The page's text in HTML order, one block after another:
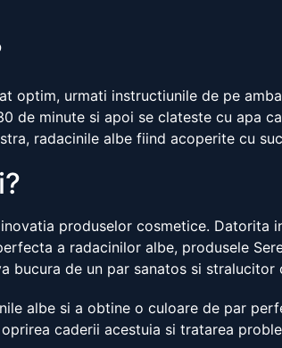
optim, urmati instructiunile de pe
de minute si apoi se clateste cu apa
radacinile albe fiind acoperite cu
produselor cosmetice. Datorita
a radacinilor albe, produsele
de un par sanatos si
albe si a obtine o culoare de par
caderii acestuia si tratarea